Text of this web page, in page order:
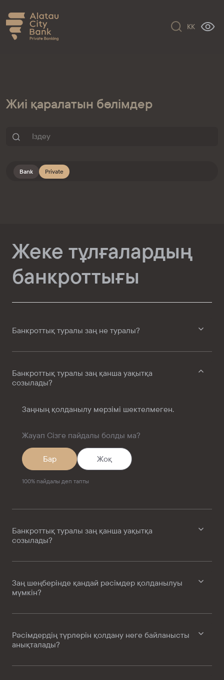
KK
Жиі қаралатын бөлімдер
Bank Private
Жеке тұлғалардың
банкроттығы
Банкроттық туралы заң не туралы?
Банкроттық туралы заң қанша уақытқа
созылады?
Заңның қолданылу мерзімі шектелмеген.
Жауап Сізге пайдалы болды ма?
Бар Жоқ
100% пайдалы деп тапты
Банкроттық туралы заң қанша уақытқа
созылады?
Заң шеңберінде қандай рәсімдер қолданылуы
мүмкін?
Рәсімдердің түрлерін қолдану неге байланысты
анықталады?